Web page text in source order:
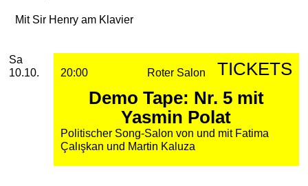
Mit Sir Henry am Klavier
Aufführungen
2026
Oktober
Samstag, 10. Oktober 2026
Sa
10.10.
20:00 Roter Salon
Demo Tape: Nr. 5 mit
Yasmin Polat
Politischer Song-Salon von und mit Fatima
Çalışkan und Martin Kaluza
TICKETS